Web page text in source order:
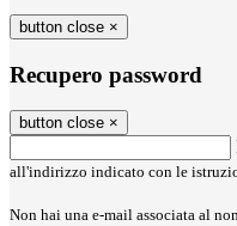
button close ×
Recupero password
button close ×
all'indirizzo indicato con le
Non hai una e-mail associata al